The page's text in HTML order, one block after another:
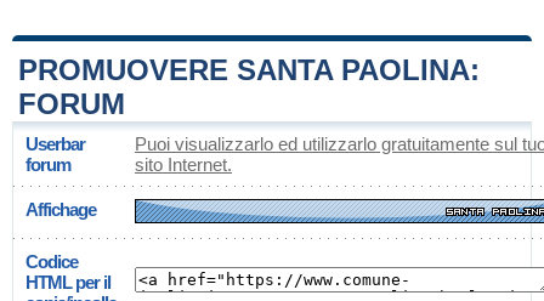
PROMUOVERE SANTA PAOLINA:
FORUM
Userbar
forum
Puoi visualizzarlo ed utilizzarlo gratuitamente sul
sito Internet.
Affichage
Codice
HTML per il